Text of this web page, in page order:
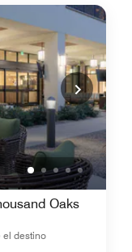
Oaks
el destino